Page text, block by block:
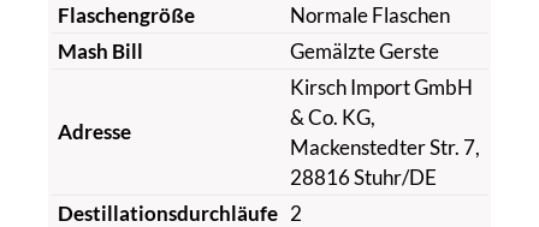
Flaschengröße
Normale Flaschen
Mash Bill
Gemälzte Gerste
Adresse
Kirsch Import GmbH
& Co. KG,
Mackenstedter Str. 7,
28816 Stuhr/DE
Destillationsdurchläufe 2